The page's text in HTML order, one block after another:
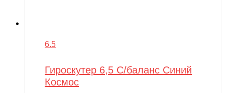
6.5
Гироскутер 6,5 С/баланс Синий
Космос